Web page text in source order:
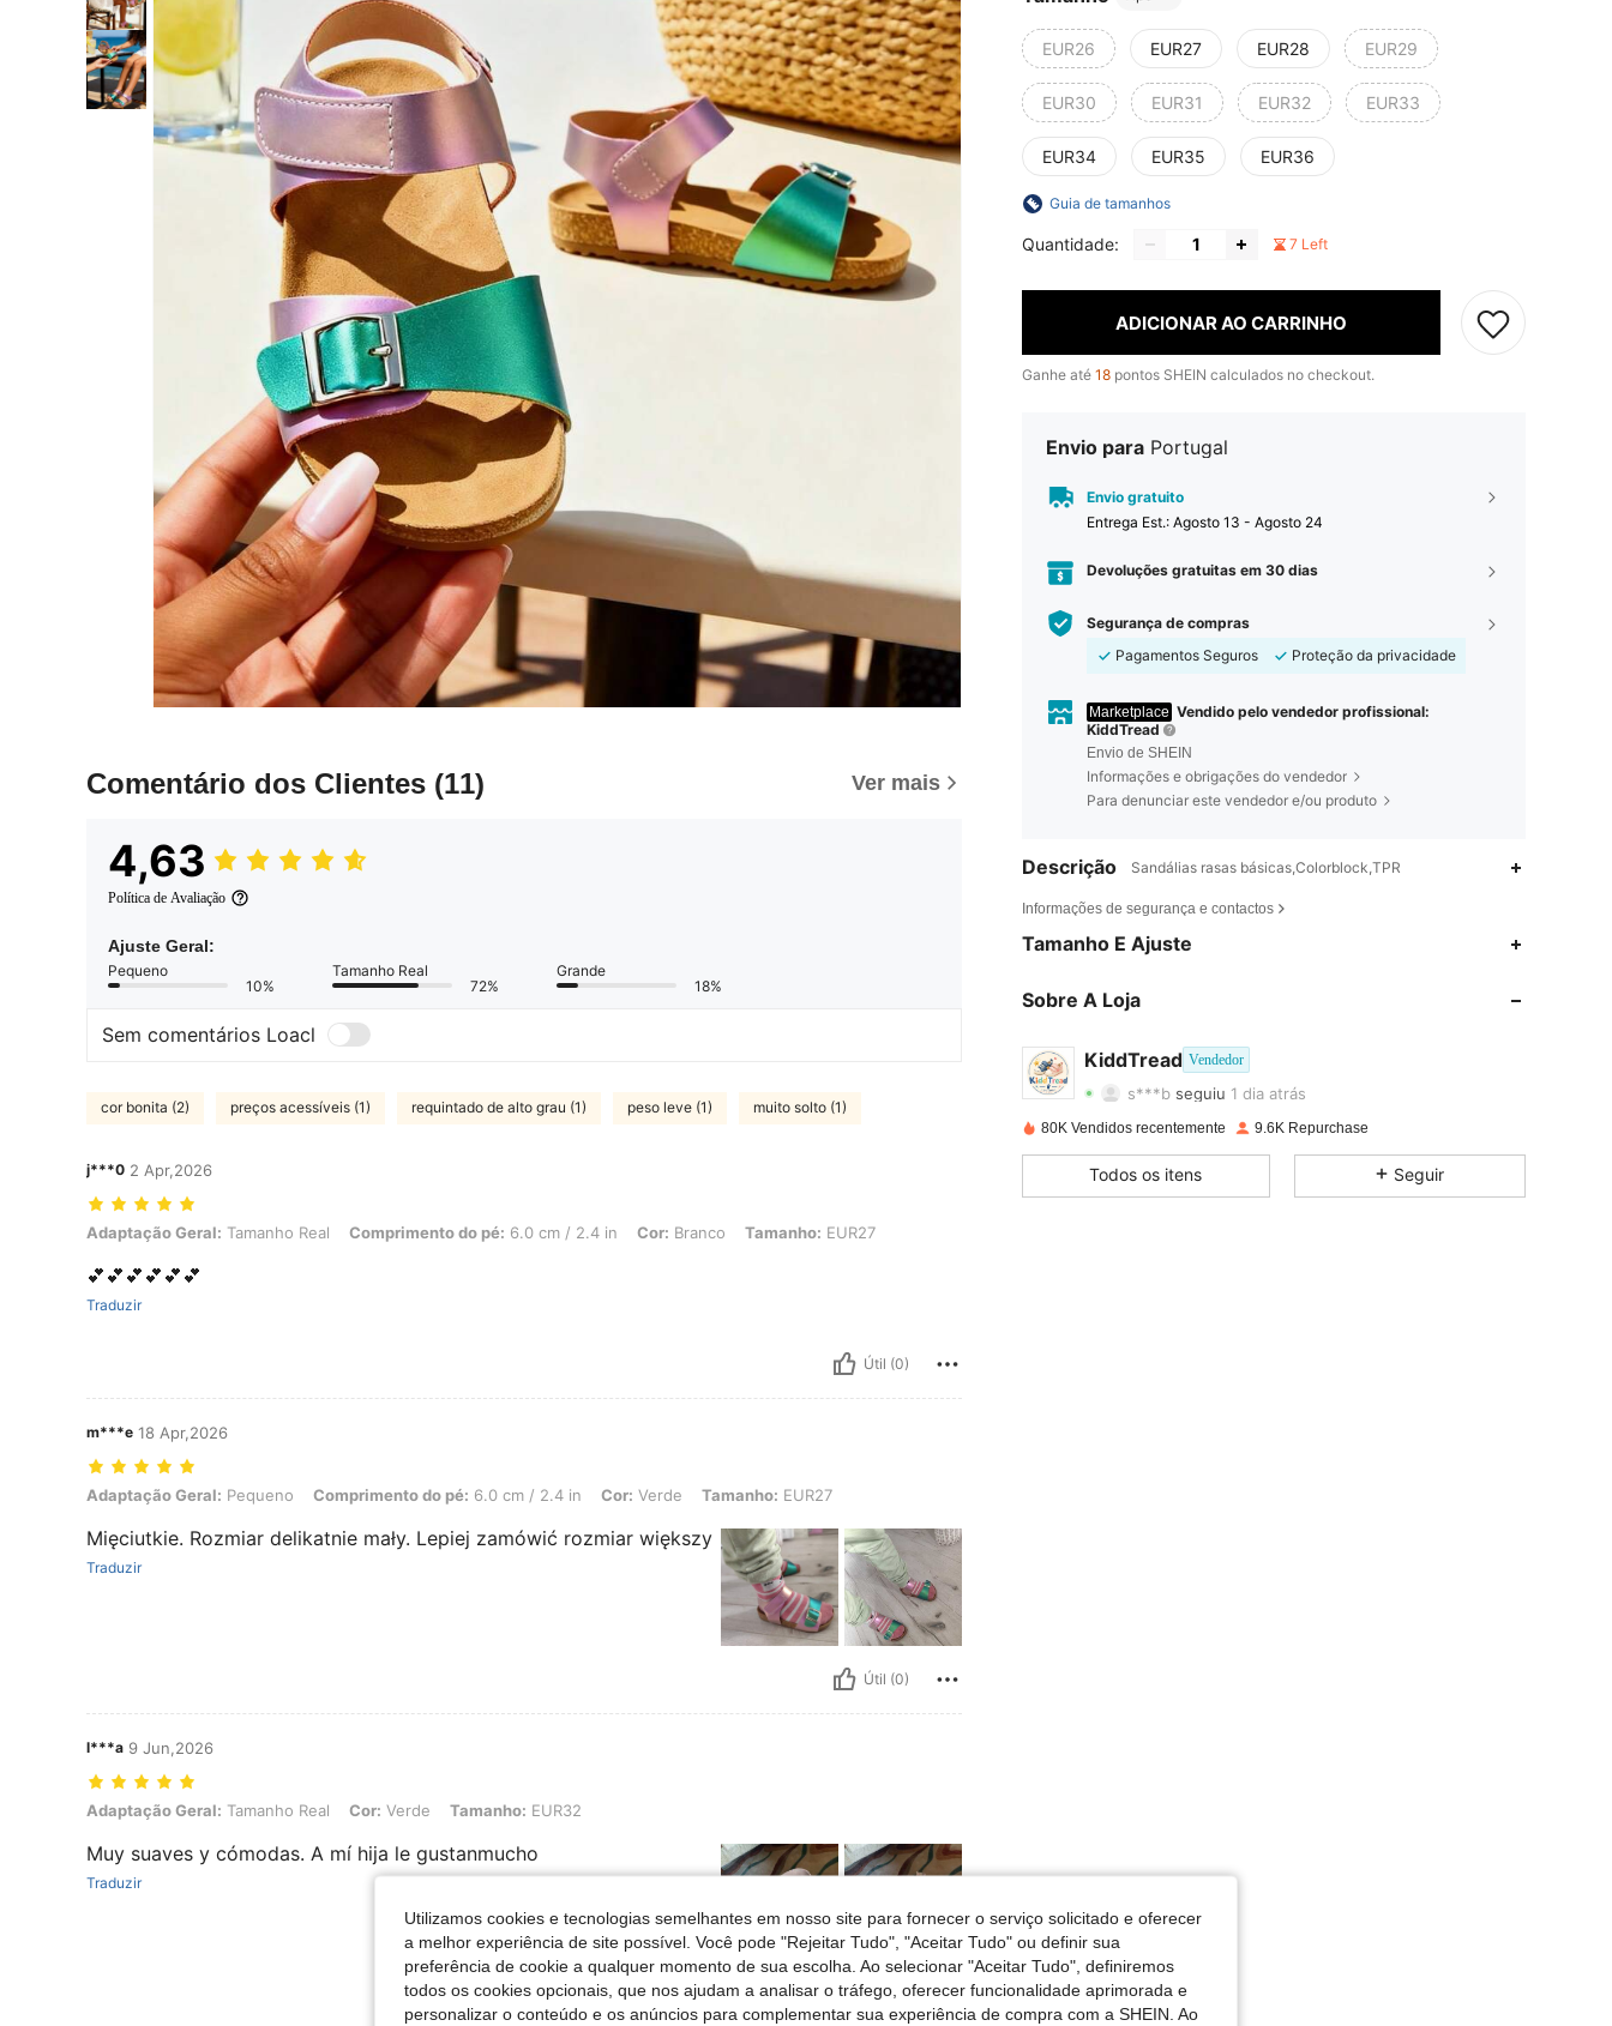
Comentário dos Clientes (11) Ver mais
4,63
Política de Avaliação
Ajuste Geral:
Pequeno
10%
Tamanho Real
72%
Grande
18%
Sem comentários Loacl
cor bonita (2) preços acessíveis (1) requintado de alto grau (1) peso leve (1) muito solto (1)
j***0 2 Apr,2026
Adaptação Geral: Tamanho Real, Comprimento do pé: 6.0 cm / 2.4 in, Cor: Branco, Tamanho: EUR27
Adaptação Geral: Tamanho Real Comprimento do pé: 6.0 cm / 2.4 in Cor: Branco Tamanho: EUR27
💕💕💕💕💕💕
Traduzir
Útil (0)
m***e 18 Apr,2026
Adaptação Geral: Pequeno, Comprimento do pé: 6.0 cm / 2.4 in, Cor: Verde, Tamanho: EUR27
Adaptação Geral: Pequeno Comprimento do pé: 6.0 cm / 2.4 in Cor: Verde Tamanho: EUR27
Mięciutkie. Rozmiar delikatnie mały. Lepiej zamówić rozmiar większy
Traduzir
Útil (0)
l***a 9 Jun,2026
Adaptação Geral: Tamanho Real, Cor: Verde, Tamanho: EUR32
Adaptação Geral: Tamanho Real Cor: Verde Tamanho: EUR32
Muy suaves y cómodas. A mí hija le gustanmucho
Traduzir
Útil (0)
EUR26 EUR27 EUR28 EUR29
EUR30 EUR31 EUR32 EUR33
EUR34 EUR35 EUR36
Guia de tamanhos
Quantidade: 7 Left
ADICIONAR AO CARRINHO
Ganhe até 18 pontos SHEIN calculados no checkout.
Envio para Portugal
Envio gratuito
Entrega Est.: Agosto 13 - Agosto 24
Devoluções gratuitas em 30 dias
Segurança de compras
Pagamentos Seguros
Proteção da privacidade
Marketplace Vendido pelo vendedor profissional:
KiddTread
Envio de SHEIN
Informações e obrigações do vendedor
Para denunciar este vendedor e/ou produto
Descrição Sandálias rasas básicas,Colorblock,TPR
Informações de segurança e contactos
Tamanho E Ajuste
Sobre A Loja
KiddTread Vendedor
4,79
4,79
4,79 121
s***b seguiu 1 dia atrás
4,79 Avaliação 121 Itens 3K
4,79 121 3K
80K Vendidos recentemente 9.6K Repurchase
Todos os itens Seguir
Utilizamos cookies e tecnologias semelhantes em nosso site para fornecer o serviço solicitado e oferecer
a melhor experiência de site possível. Você pode "Rejeitar Tudo", "Aceitar Tudo" ou definir sua
preferência de cookie a qualquer momento de sua escolha. Ao selecionar "Aceitar Tudo", definiremos
todos os cookies opcionais, que nos ajudam a analisar o tráfego, oferecer funcionalidade aprimorada e
personalizar o conteúdo e os anúncios para complementar sua experiência de compra com a SHEIN. Ao